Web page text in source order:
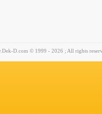
D.com © 1999 - 2026 ; All rights